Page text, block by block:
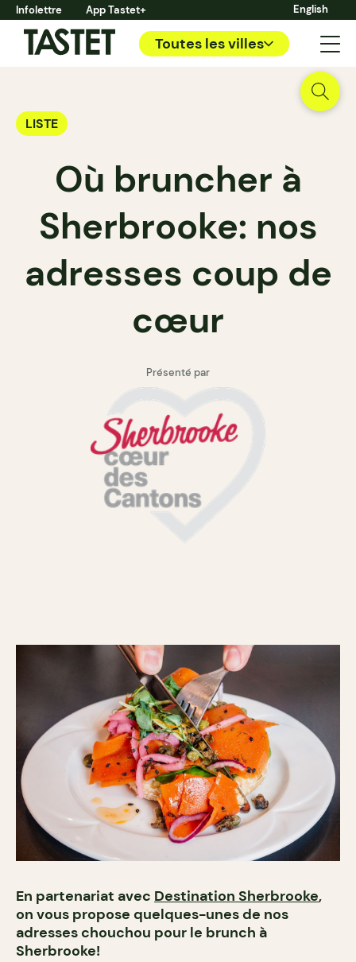
Infolettre App Tastet+ English
Toutes les villes
LISTE
Où bruncher à
Sherbrooke: nos
adresses coup de
cœur
Présenté par
En partenariat avec Destination Sherbrooke,
on vous propose quelques-unes de nos
adresses chouchou pour le brunch à
Sherbrooke!